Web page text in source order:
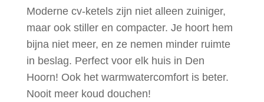
Moderne cv-ketels zijn niet alleen zuiniger,
maar ook stiller en compacter. Je hoort hem
bijna niet meer, en ze nemen minder ruimte
in beslag. Perfect voor elk huis in Den
Hoorn! Ook het warmwatercomfort is beter.
Nooit meer koud douchen!